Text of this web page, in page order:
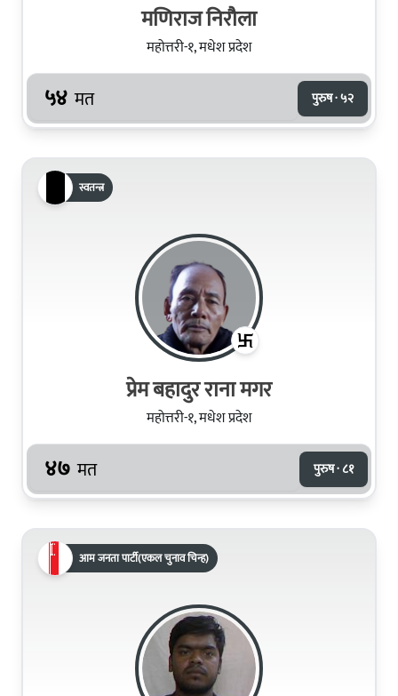
मणिराज निरौला
महोत्तरी-१, मधेश प्रदेश
५४ मत पुरुष · ५२
स्वतन्त्र
प्रेम बहादुर राना मगर
महोत्तरी-१, मधेश प्रदेश
४७ मत पुरुष · ८१
आम जनता पार्टी(एकल चुनाव चिन्ह)